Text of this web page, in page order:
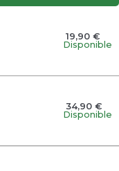
19,90 €
Disponible
34,90 €
Disponible